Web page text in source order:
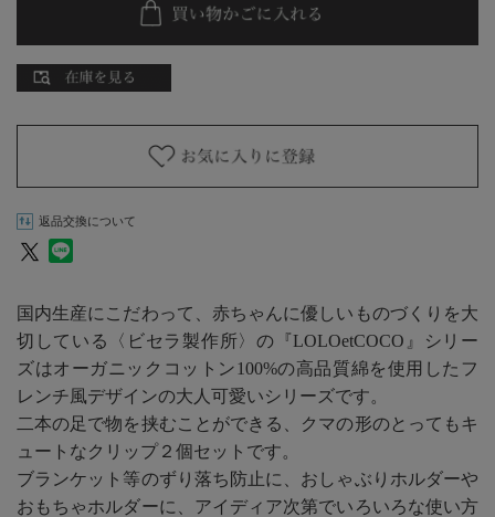
返品交換について
国内生産にこだわって、赤ちゃんに優しいものづくりを大
切している〈ビセラ製作所〉の『LOLOetCOCO』シリー
ズはオーガニックコットン100%の高品質綿を使用したフ
レンチ風デザインの大人可愛いシリーズです。
二本の足で物を挟むことができる、クマの形のとってもキ
ュートなクリップ２個セットです。
ブランケット等のずり落ち防止に、おしゃぶりホルダーや
おもちゃホルダーに、アイディア次第でいろいろな使い方